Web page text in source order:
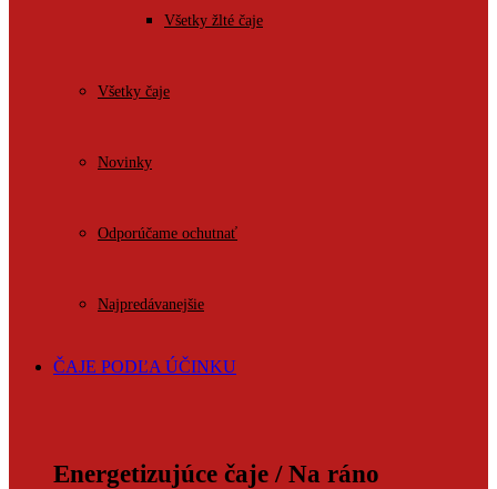
Všetky žlté čaje
Všetky čaje
Novinky
Odporúčame ochutnať
Najpredávanejšie
ČAJE PODĽA ÚČINKU
Energetizujúce čaje / Na ráno